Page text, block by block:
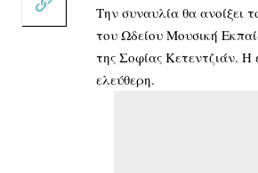
Την συναυλία θα ανοίξει
του Ωδείου Μουσική
της Σοφίας Κετεντζιάν. Η
ελεύθερη.